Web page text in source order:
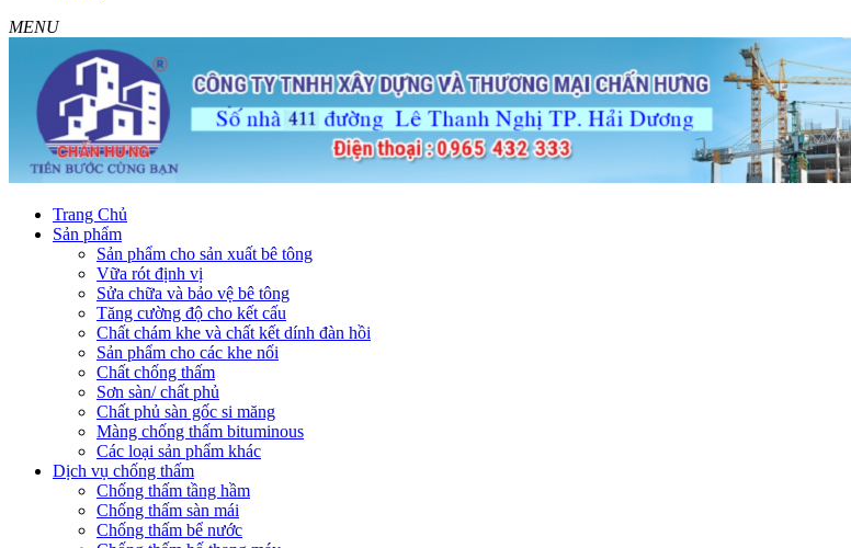
MENU
Trang Chủ
Sản phẩm
Sản phẩm cho sản xuất bê tông
Vữa rót định vị
Sửa chữa và bảo vệ bê tông
Tăng cường độ cho kết cấu
Chất chám khe và chất kết dính đàn hồi
Sản phẩm cho các khe nối
Chất chống thấm
Sơn sàn/ chất phủ
Chất phủ sàn gốc si măng
Màng chống thấm bituminous
Các loại sản phẩm khác
Dịch vụ chống thấm
Chống thấm tầng hầm
Chống thấm sàn mái
Chống thấm bể nước